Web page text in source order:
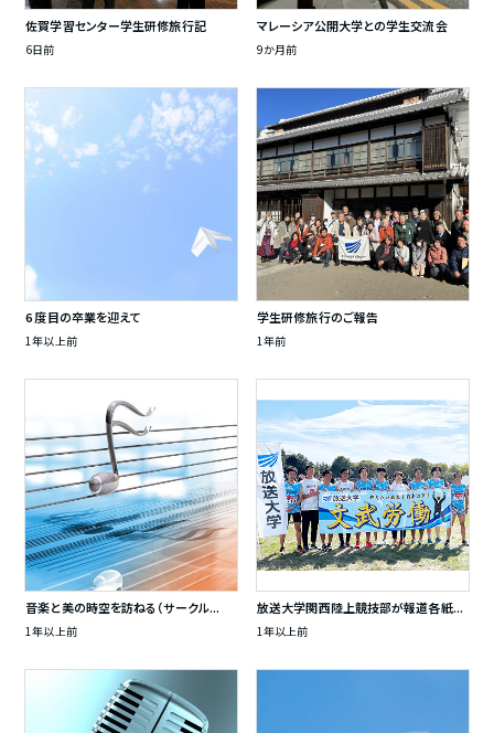
佐賀学習センター学生研修旅行記
6日前
マレーシア公開大学との学生交流会
9か月前
6 度目の卒業を迎えて
1年以上前
学生研修旅行のご報告
1年前
音楽と美の時空を訪ねる（サークル...
1年以上前
放送大学関西陸上競技部が報道各紙...
1年以上前